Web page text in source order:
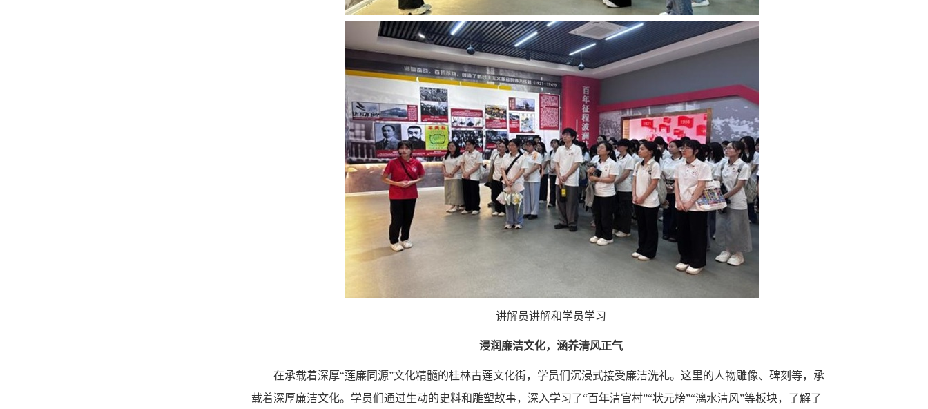
讲解员讲解和学员学习
浸润廉洁文化，涵养清风正气
在承载着深厚“莲廉同源”文化精髓的桂林古莲文化街，学员们沉浸式接受廉洁洗礼。这里的人物雕像、碑刻等，承
载着深厚廉洁文化。学员们通过生动的史料和雕塑故事，深入学习了“百年清官村”“状元榜”“漓水清风”等板块，了解了